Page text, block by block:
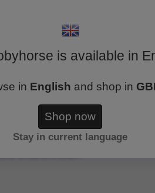
? Dom gjorde min häst
och en mage av stål ?
Knippare
för att du delar med
is available in
in English and shop in
Shop now
Stay in current language